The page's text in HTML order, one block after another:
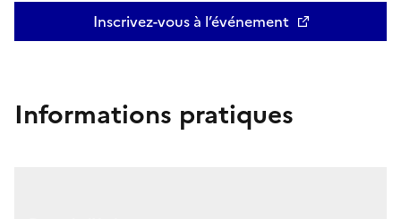
Inscrivez-vous à l’événement
Informations pratiques